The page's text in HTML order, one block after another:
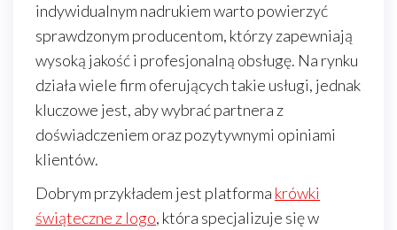
indywidualnym nadrukiem warto powierzyć
sprawdzonym producentom, którzy zapewniają
wysoką jakość i profesjonalną obsługę. Na rynku
działa wiele firm oferujących takie usługi, jednak
kluczowe jest, aby wybrać partnera z
doświadczeniem oraz pozytywnymi opiniami
klientów.
Dobrym przykładem jest platforma krówki
świąteczne z logo, która specjalizuje się w